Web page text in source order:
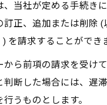
、当社が定める手続き
訂正、追加または削除 (
を請求することができ
から前項の請求を受け
判断した場合には、遅
うものとします。